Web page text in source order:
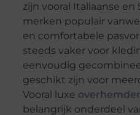
zijn vooral Italiaanse en
merken populair
en comfortabele
steeds vaker voor
eenvoudig
geschikt zijn voor
Vooral luxe
belangrijk onderdeel